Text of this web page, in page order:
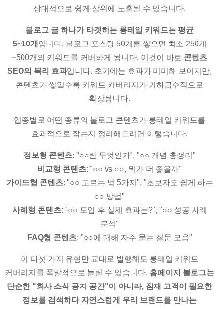
상대적으로 쉽게 상위에 노출될 수 있습니다.
블로그 글 하나가 타겟하는 롱테일 키워드는 평균
5~10개 입니다. 블로그 포스팅 50개를 쌓으면 최소 250개
~500개의 키워드를 커버하게 됩니다. 이것이 바로 콘텐츠
SEO의 복리 효과입니다. 초기에는 효과가 미미해 보이지만,
콘텐츠가 쌓일수록 키워드 커버리지가 기하급수적으로
확장됩니다.
업종별로 어떤 종류의 블로그 콘텐츠가 롱테일 키워드를
효과적으로 잡는지 정리해드리면 이렇습니다.
정보형 콘텐츠: "○○란 무엇인가", "○○ 개념 총정리"
비교형 콘텐츠: "○○ vs ○○, 뭐가 더 좋을까"
가이드형 콘텐츠: "○○ 고르는 법 5가지", "초보자도 쉽게 하는
○○ 방법"
사례형 콘텐츠: "○○ 도입 후 실제 효과는?", "○○ 성공 사례
분석"
FAQ형 콘텐츠: "○○에 대해 자주 묻는 질문 모음"
이 다섯 가지 유형만 교대로 발행해도 롱테일 키워드
커버리지를 폭발적으로 늘릴 수 있습니다. 홈페이지 블로그는
단순한 "회사 소식 공지 공간"이 아니라, 잠재 고객이 필요한
정보를 검색하다 자연스럽게 우리 브랜드를 만나는